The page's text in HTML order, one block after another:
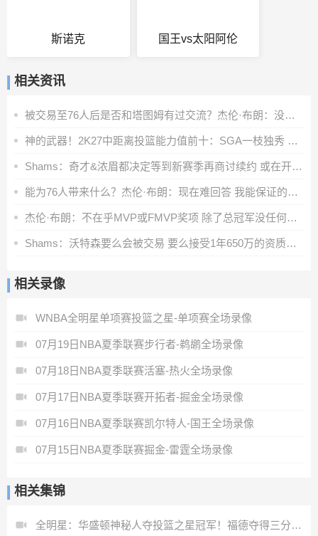
斯诺克 国王vs太阳阿伦
相关资讯
被交易至76人后是否和塔图姆有过交流？杰伦·布朗：没怎么聊过
神的武器！2K27中距离投篮能力值前十：SGA一枝独秀 KD并列第三
Shams：奇才&浓眉都决定等到新赛季再商讨续约 或在开季20场左右
能为76人带来什么？杰伦·布朗：现在难回答 我能保证的是做自己
杰伦·布朗：不在乎MVP或FMVP奖项 除了总冠军没任何东西能打动我
Shams：沃特森要么会被交易 要么接受1年650万的资质报价留队
相关录像
WNBA全明星单项赛投篮之星-单项赛全场录像
07月19日NBA夏季联赛步行者-鹈鹕全场录像
07月18日NBA夏季联赛活塞-热火全场录像
07月17日NBA夏季联赛开拓者-掘金全场录像
07月16日NBA夏季联赛凯尔特人-国王全场录像
07月15日NBA夏季联赛掘金-雷霆全场录像
相关集锦
全明星：华盛顿神秘人夺投篮之星冠军！福德夺得三分大赛冠军！